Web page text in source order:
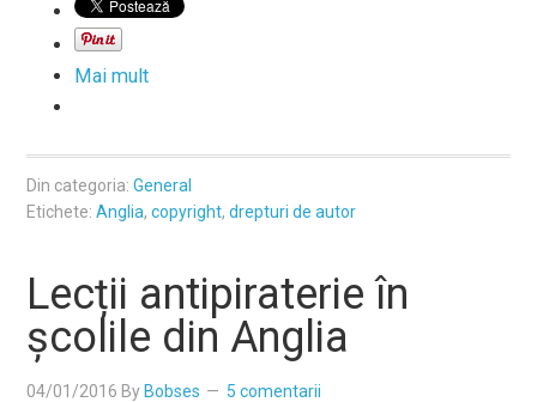
Mai mult
Din categoria:General
Etichete:Anglia,copyright,drepturi de autor
Lecții antipiraterie în
școlile din Anglia
04/01/2016 By Bobses 5 comentarii